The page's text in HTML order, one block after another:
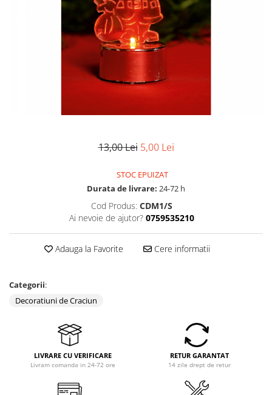
13,00 Lei 5,00 Lei
STOC EPUIZAT
Durata de livrare: 24-72 h
Cod Produs: CDM1/S
Ai nevoie de ajutor? 0759535210
Adauga la Favorite Cere informatii
Categorii:
Decoratiuni de Craciun
LIVRARE CU VERIFICARE
Livram comanda in 24-72 ore
RETUR GARANTAT
14 zile drept de retur